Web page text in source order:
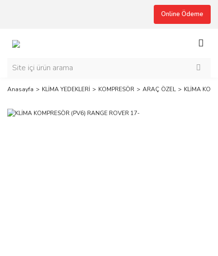
Online Ödeme
Anasayfa KLİMA YEDEKLERİ KOMPRESÖR ARAÇ ÖZEL KLİMA